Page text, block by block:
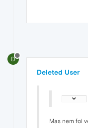
D
Deleted User
Mas nem foi